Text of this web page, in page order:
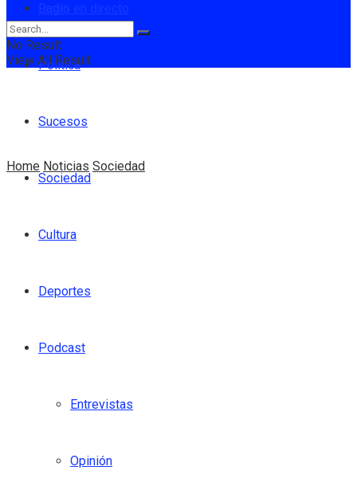
Política
Sucesos
Sociedad
Cultura
Deportes
Podcast
Entrevistas
Opinión
No Result
View All Result
Home Noticias Sociedad